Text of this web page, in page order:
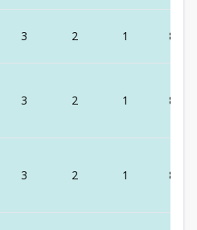
3 2 1 86.13
3 2 1 86.13
3 2 1 86.13